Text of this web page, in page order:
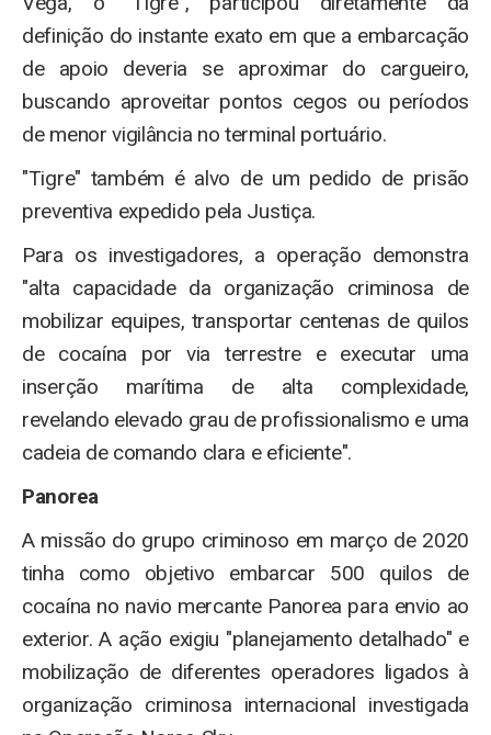
definição do instante exato em que a embarcação
de apoio deveria se aproximar do cargueiro,
buscando aproveitar pontos cegos ou períodos
de menor vigilância no terminal portuário.
"Tigre" também é alvo de um pedido de prisão
preventiva expedido pela Justiça.
Para os investigadores, a operação demonstra
"alta capacidade da organização criminosa de
mobilizar equipes, transportar centenas de quilos
de cocaína por via terrestre e executar uma
inserção marítima de alta complexidade,
revelando elevado grau de profissionalismo e uma
cadeia de comando clara e eficiente".
Panorea
A missão do grupo criminoso em março de 2020
tinha como objetivo embarcar 500 quilos de
cocaína no navio mercante Panorea para envio ao
exterior. A ação exigiu "planejamento detalhado" e
mobilização de diferentes operadores ligados à
organização criminosa internacional investigada